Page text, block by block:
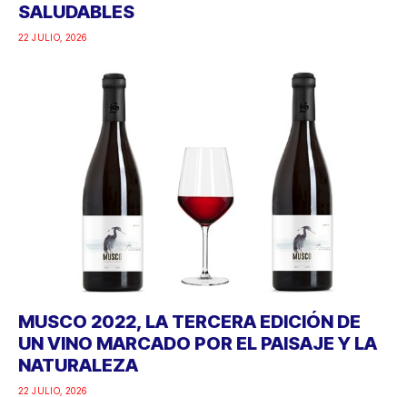
SALUDABLES
22 JULIO, 2026
MUSCO 2022, LA TERCERA EDICIÓN DE
UN VINO MARCADO POR EL PAISAJE Y LA
NATURALEZA
22 JULIO, 2026